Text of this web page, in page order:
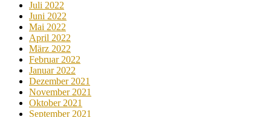
Juli 2022
Juni 2022
Mai 2022
April 2022
März 2022
Februar 2022
Januar 2022
Dezember 2021
November 2021
Oktober 2021
September 2021